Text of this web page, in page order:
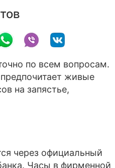
по всем вопросам.
живые
на запястье,
через официальный
Часы в фирменной